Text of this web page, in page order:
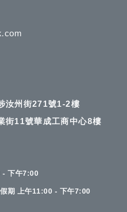
汝州街271號1-2樓
街11號華成工商中心8樓
- 下午7:00
期 上午11:00 - 下午7:00